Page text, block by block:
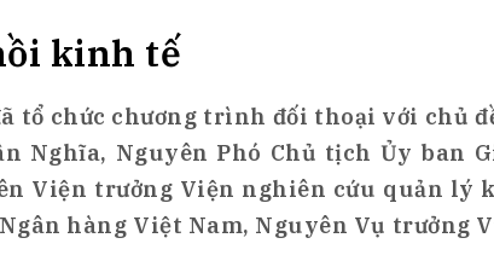
VNBA
hàng
kinh tế
chức chương trình đối thoại với chủ
Nghĩa, Nguyên Phó Chủ tịch Ủy ban
Viện trưởng Viện nghiên cứu quản lý
hàng Việt Nam, Nguyên Vụ trưởng